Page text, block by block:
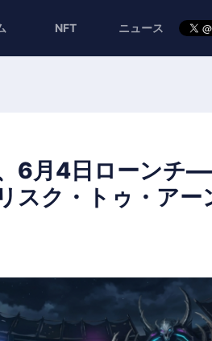
NFT ニュース
6月4日ローンチ
スク・トゥ・ア